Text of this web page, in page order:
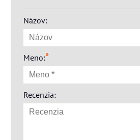
Názov:
Meno:*
Recenzia: